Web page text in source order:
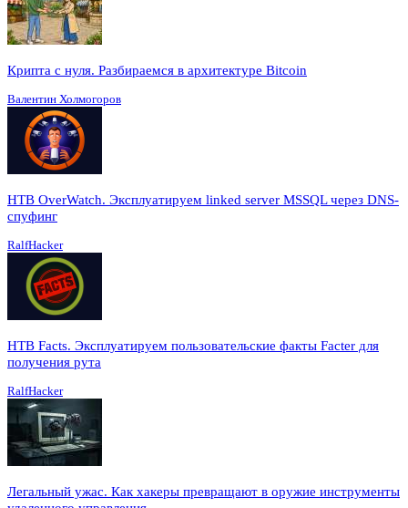
Крипта с нуля. Разбираемся в архитектуре Bitcoin
Валентин Холмогоров
HTB OverWatch. Эксплуатируем linked server MSSQL через DNS-
спуфинг
RalfHacker
HTB Facts. Эксплуатируем пользовательские факты Facter для
получения рута
RalfHacker
Легальный ужас. Как хакеры превращают в оружие инструменты